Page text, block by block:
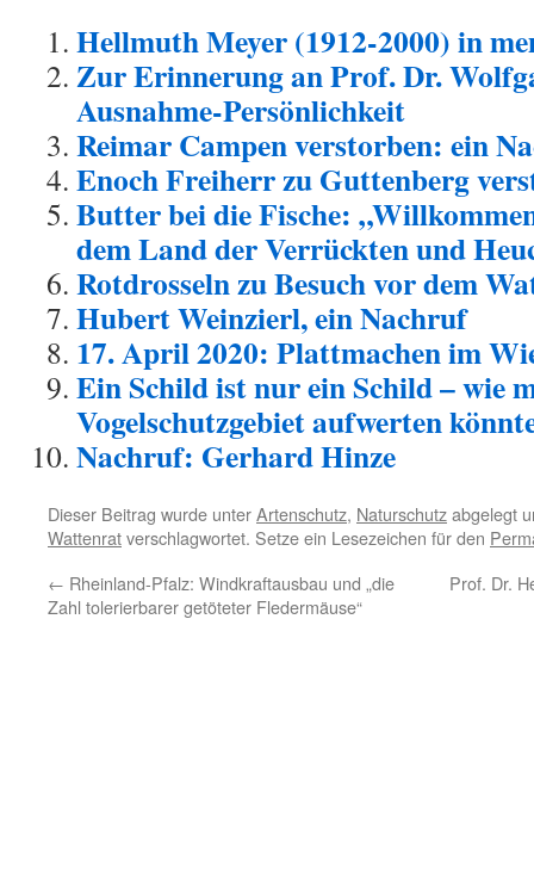
Hellmuth Meyer (1912-2000) in
Zur Erinnerung an Prof. Dr.
Ausnahme-Persönlichkeit
Reimar Campen verstorben: ein
Enoch Freiherr zu Guttenberg
Butter bei die Fische:
dem Land der Verrückten und
Rotdrosseln zu Besuch vor dem
Hubert Weinzierl, ein Nachruf
17. April 2020: Plattmachen im
Ein Schild ist nur ein Schild – wie
Vogelschutzgebiet aufwerten
Nachruf: Gerhard Hinze
Dieser Beitrag wurde unterArtenschutz, Naturschutzabgelegt
Wattenratverschlagwortet. Setze ein Lesezeichen für den
← Rheinland-Pfalz: Windkraftausbau und „die
Zahl tolerierbarer getöteter Fledermäuse“
Prof. Dr.